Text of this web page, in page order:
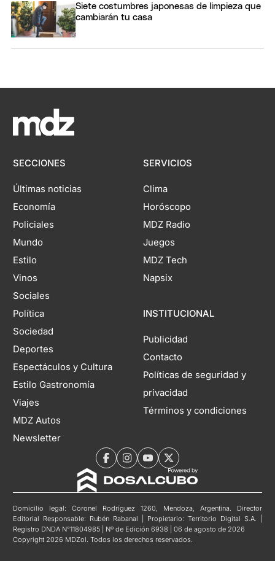
Siete costumbres japonesas de limpieza que
cambiarán tu casa
SECCIONES
Últimas noticias
Economía
Policiales
Mundo
Estilo
Vinos
Sociales
Política
Sociedad
Deportes
Espectáculos y Cultura
Estilo Gastronomía
Viajes
MDZ Autos
Newsletter
SERVICIOS
Clima
Horóscopo
MDZ Radio
Juegos
MDZ Tech
Napsix
INSTITUCIONAL
Publicidad
Contacto
Políticas de seguridad y
privacidad
Términos y condiciones
Domicilio legal: Coronel Rodríguez 1260, Mendoza, Argentina. Director
Editorial Responsable: Rubén Rabanal | Propietario: Territorio Digital S.A. |
Registro DNDA N°11804985 | Nº de Edición 6938 | 06 de agosto de 2026
Copyright 2026 MDZol. Todos los derechos reservados.